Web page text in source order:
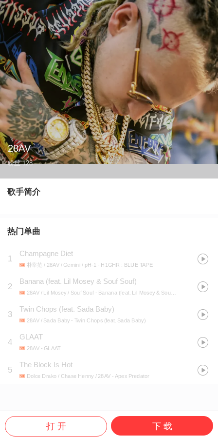
28AV
粉丝 128
歌手简介
热门单曲
1
Champagne Diet
朴宰范 / 28AV / Gemini / pH-1 - H1GHR : BLUE TAPE
2
Banana (feat. Lil Mosey & Souf Souf)
28AV / Lil Mosey / Souf Souf- Banana (feat. Lil Mosey & Souf Souf)
3
Twin Chops (feat. Sada Baby)
28AV / Sada Baby - Twin Chops (feat. Sada Baby)
4
GLAAT
28AV- GLAAT
5
The Block Is Hot
Dolce Drako / Chase Henny / 28AV - Apex Predator
打 开 下 载